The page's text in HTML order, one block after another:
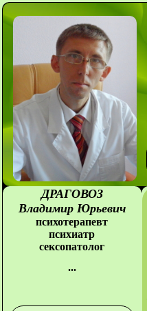
ДРАГОВОЗ
Владимир Юрьевич
психотерапевт
психиатр
сексопатолог
...